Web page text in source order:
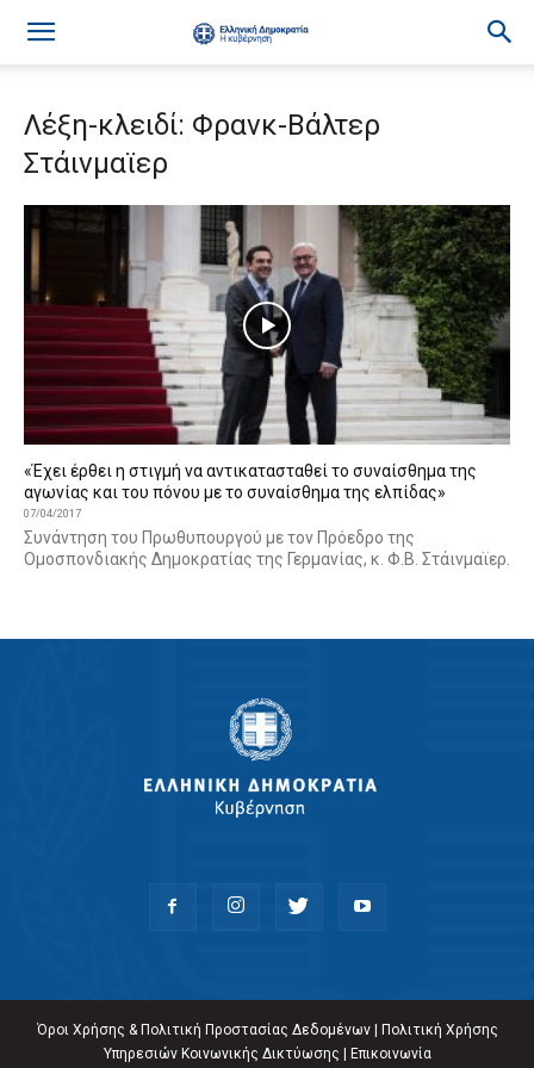
Λέξη-κλειδί: Φρανκ-Βάλτερ
Στάινμαϊερ
«Έχει έρθει η στιγμή να αντικατασταθεί το συναίσθημα της
αγωνίας και του πόνου με το συναίσθημα της ελπίδας»
07/04/2017
Συνάντηση του Πρωθυπουργού με τον Πρόεδρο της
Ομοσπονδιακής Δημοκρατίας της Γερμανίας, κ. Φ.Β. Στάινμαϊερ.
Όροι Χρήσης & Πολιτική Προστασίας Δεδομένων| Πολιτική Χρήσης
Υπηρεσιών Κοινωνικής Δικτύωσης | Επικοινωνία